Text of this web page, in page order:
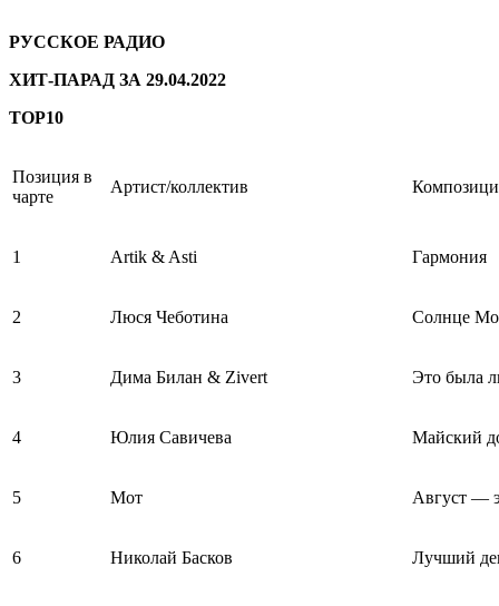
РУССКОЕ РАДИО
ХИТ-ПАРАД ЗА 29.04.2022
TOP10
Позиция в
чарте
Артист/коллектив
1 Artik & Asti Гармония
2 Люся Чеботина Солнце
3 Дима Билан & Zivert Это была
4 Юлия Савичева Майский
5 Мот Август —
6 Николай Басков Лучший